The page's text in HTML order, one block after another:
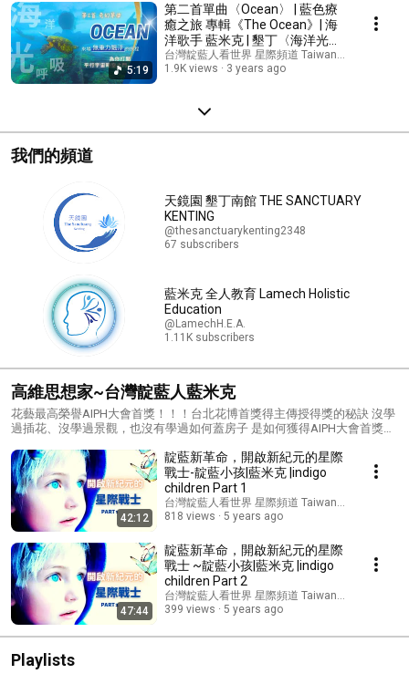
學及科學觀去重新論述。每一章節的內容，使閱讀者進入更高維度的思想
空間。讀書看圖即讀經咒，讀完後的自心清朗，法喜充滿當下即可感知。
〈西圖眼界Sukavati Atlas特色3〉 這不是一本書，這是一本品味到天花板
的家俬，更是鎮心鎮宅的神聖法寶 : 230頁精裝依印經典最高規格，書面正
反面燙金，燙金正面為心咒咒輪,背面為阿彌陀佛梵字，並有超美書衣書
殼，VIP版還贈〈紫金包經布〉，可將本書依藏傳珍典收藏法回復法典的殊
定令收禮者永生難忘。 這樣裝嚴又前衛的設計，一本書放茶几上或書架畫
報架上，就是一處最美的風景，盡顯品味與格調。 讀其內容與圖片的震
撼，必能使讀者感受到古代經典內曾提到如楞嚴經般:「有此經典之處必有
佛在」的震攝與感動。此書鎮心鎮宅使人及空間能量淨聖，讀者必能感
中的「觀經」中所有用的「觀淨土」而能與淨土連結的提示，在Sukhavati
Atlas作者已為讀者繪畫出來了。如可使用此書的畫作靜心(作者會親自在讀
書會示範教學，本書收藏者可免費參加往後的讀書會)，甚至入定連結至西
土的能量，並非困難的事。 而書內看似的「圖說」，則完詳地把西土的連
Atlas特色5〉 這不是一本書，而是讓你接觸「新世代」全人生活的入場
卷，結下有善知識緣的門票 : 「藍米克 全人教育協會」出版及印製的
Sukhavati Atlas 三百本限量精裝本中，有一半書將公益捐給台灣各佛教研
究及學術團體及各大公立圖書館， 以利益佛教思想哲學科學化及心智化的
時代使命。 另一百五十本已於書展和官網上義賣，義賣所得將全數做為全
頭換面、讓墾丁在未來能夠更知性、更環保，不用人擠人而是可以優雅地
來欣賞藝術展、來做文創生態旅遊。 打開您的心、打開您靈魂的眼睛和我
們一起愛上這片台灣大堡礁。墾丁不是只有海鮮文化與消耗式旅遊，讓我
們的愛與這片珍貴的生態合一！
5:19
第二首單曲〈Ocean〉 | 藍色療
癒之旅 專輯《The Ocean》| 海
洋歌手 藍米克 | 墾丁〈海洋光呼
吸〉藝術展
台灣靛藍人看世界 星際頻道 Taiwan indigo 's
1.9K views
3 years ago
我們的頻道
天鏡園 墾丁南館 THE SANCTUARY
KENTING
@thesanctuarykenting2348
67 subscribers
藍米克 全人教育 Lamech Holistic
Education
@LamechH.E.A.
1.11K subscribers
高維思想家~台灣靛藍人藍米克
花藝最高榮譽AIPH大會首獎！！！台北花博首獎得主傳授得獎的秘訣 沒學
過插花、沒學過景觀，也沒有學過如何蓋房子 是如何獲得AIPH大會首獎？
定要怎麼樣「才能怎麼樣」 您要做的是，你只要找出方法，然後表現出您
生命中的熱情， 讓『花博首獎得主』藍米克，告訴你生命熱情的秘訣。
42:12
靛藍新革命，開啟新紀元的星際
戰士-靛藍小孩|藍米克 |indigo
children Part 1
台灣靛藍人看世界 星際頻道 Taiwan indigo 's
818 views
5 years ago
47:44
靛藍新革命，開啟新紀元的星際
戰士 ~靛藍小孩|藍米克 |indigo
children Part 2
台灣靛藍人看世界 星際頻道 Taiwan indigo 's
399 views
5 years ago
Playlists